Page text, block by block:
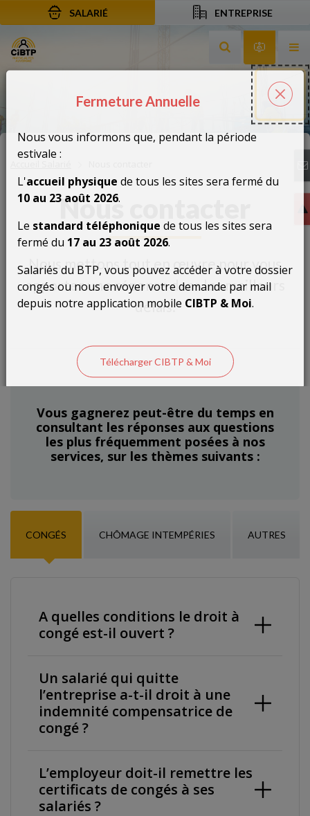
Aller au contenu
Aller à la recherche
Aller à la navigation
SALARIÉ ENTREPRISE
Rechercher sur
Nous contacter
Nous mettons tout en œuvre pour vous
apporter une réponse dans les meilleurs
délais.
Vous gagnerez peut-être du temps en
consultant les réponses aux questions
les plus fréquemment posées à nos
services, sur les thèmes suivants :
CONGÉS CHÔMAGE INTEMPÉRIES AUTRES
A quelles conditions le droit à
congé est-il ouvert ?
Un salarié qui quitte
l’entreprise a-t-il droit à une
indemnité compensatrice de
congé ?
L’employeur doit-il remettre les
certificats de congés à ses
salariés ?
Fermeture Annuelle
Nous vous informons que, pendant la période
estivale :
L'accueil physique de tous les sites sera fermé du
10 au 23 août 2026.
Le standard téléphonique de tous les sites sera
fermé du 17 au 23 août 2026.
Salariés du BTP, vous pouvez accéder à votre dossier
congés ou nous envoyer votre demande par mail
depuis notre application mobile CIBTP & Moi.
Télécharger CIBTP & Moi